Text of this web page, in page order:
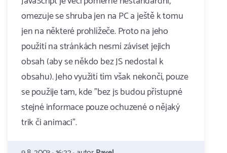
omezuje se shruba jen na PC a ještě k tomu
jen na některé prohlížeče. Proto na jeho
použití na stránkách nesmí záviset jejich
obsah (aby se někdo bez JS nedostal k
obsahu). Jeho využití tím však nekončí, pouze
se použije tam, kde "bez js budou přístupné
stejné informace pouze ochuzené o nějaký
trik či animaci".